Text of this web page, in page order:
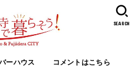
ーハウス コメントはこちら
SEARCH